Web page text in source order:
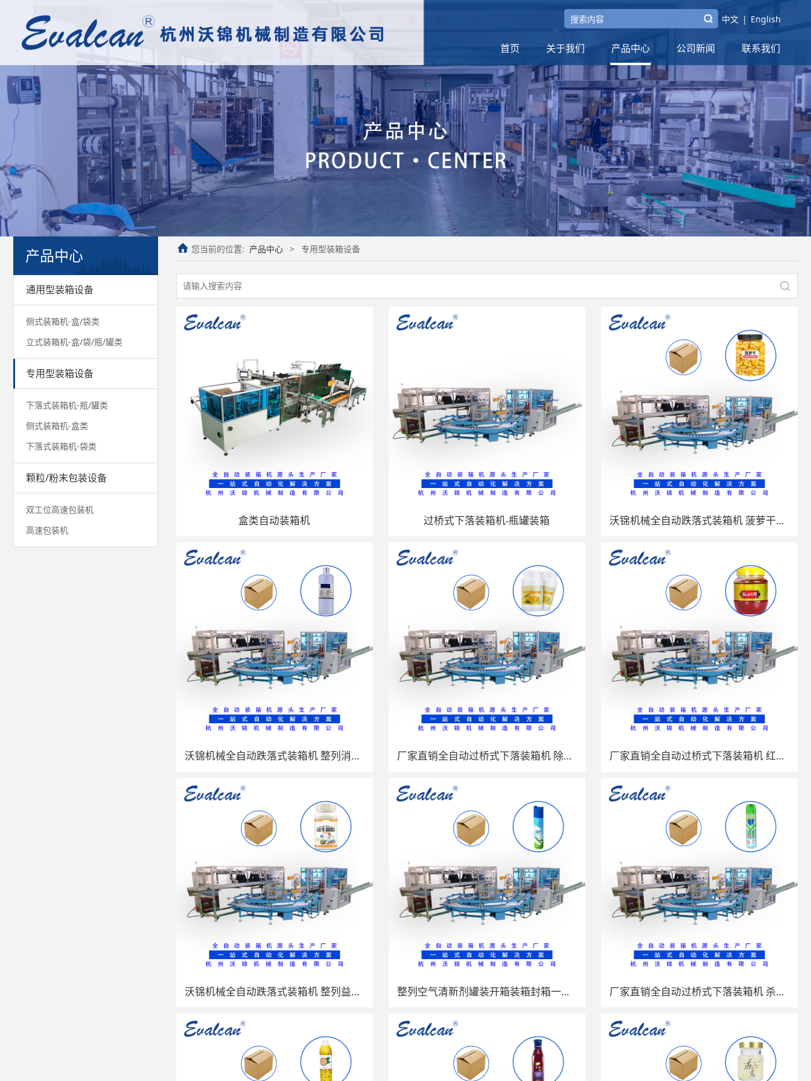
中文 | English
首页 关于我们 产品中心 公司新闻 联系我们
产品中心
通用型装箱设备
侧式装箱机-盒/袋类
立式装箱机-盒/袋/瓶/罐类
专用型装箱设备
下落式装箱机-瓶/罐类
侧式装箱机-盒类
下落式装箱机-袋类
颗粒/粉末包装设备
双工位高速包装机
高速包装机
您当前的位置: 产品中心 > 专用型装箱设备
盒类自动装箱机 过桥式下落装箱机-瓶罐装箱 沃锦机械全自动跌落式装箱机 菠萝干罐装开箱装箱封箱一体机
沃锦机械全自动跌落式装箱机 整列消毒液瓶装开箱装箱封箱一体机 厂家直销全自动过桥式下落装箱机 除垢剂瓶装开箱装箱封箱一体机 厂家直销全自动过桥式下落装箱机 红油豆瓣罐装开箱装箱封箱一体机
沃锦机械全自动跌落式装箱机 整列益生菌粉罐装开箱装箱封箱一体机 整列空气清新剂罐装开箱装箱封箱一体机 沃锦机械全自动跌落式装箱机 厂家直销全自动过桥式下落装箱机 杀虫剂罐装开箱装箱封箱一体机